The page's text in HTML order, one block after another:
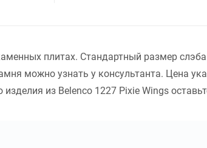
плитах. Стандартный размер
можно узнать у консультанта. Цена
из Belenco 1227 Pixie Wings